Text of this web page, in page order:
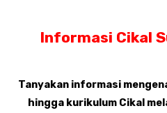
Informasi Cikal
Tanyakan informasi
hingga kurikulum Cikal